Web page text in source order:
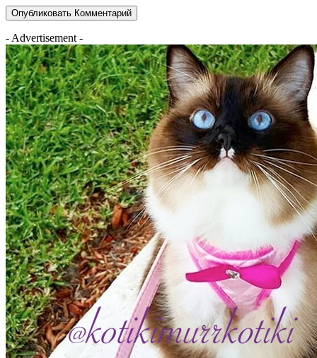
- Advertisement -